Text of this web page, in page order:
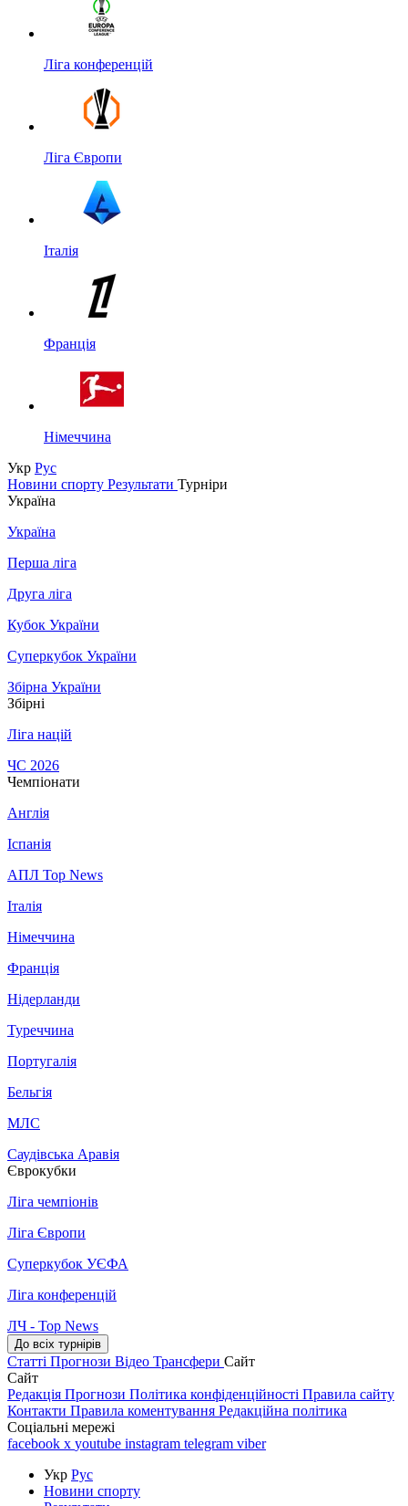
Ліга конференцій
Ліга Європи
Італія
Франція
Німеччина
Укр Рус
Новини спорту Результати Турніри
Україна
Україна
Перша ліга
Друга ліга
Кубок України
Суперкубок України
Збірна України
Збірні
Ліга націй
ЧС 2026
Чемпіонати
Англія
Іспанія
АПЛ Top News
Італія
Німеччина
Франція
Нідерланди
Туреччина
Португалія
Бельгія
МЛС
Саудівська Аравія
Єврокубки
Ліга чемпіонів
Ліга Європи
Суперкубок УЄФА
Ліга конференцій
ЛЧ - Top News
До всіх турнірів
Статті Прогнози Відео Трансфери Сайт
Сайт
Редакція Прогнози Політика конфіденційності Правила сайту
Контакти Правила коментування Редакційна політика
Соціальні мережі
facebook x youtube instagram telegram viber
Укр Рус
Новини спорту